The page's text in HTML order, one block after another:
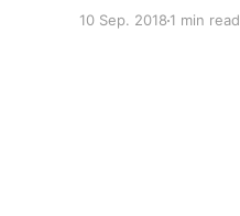
Wirtschaft? Als Atmosphärenchemiker kann man
10 Sep. 2018 1 min read